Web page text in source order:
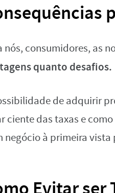
nós, consumidores, as
quanto desafios.
de adquirir
ciente das taxas e
negócio à primeira